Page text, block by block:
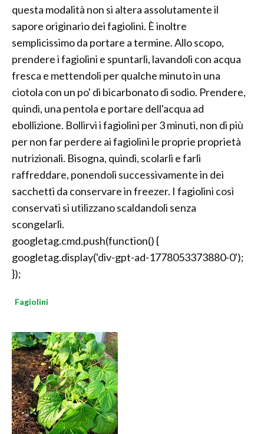
questa modalità non si altera assolutamente il
sapore originario dei fagiolini. È inoltre
semplicissimo da portare a termine. Allo scopo,
prendere i fagiolini e spuntarli, lavandoli con acqua
fresca e mettendoli per qualche minuto in una
ciotola con un po' di bicarbonato di sodio. Prendere,
quindi, una pentola e portare dell'acqua ad
ebollizione. Bollirvi i fagiolini per 3 minuti, non di più
per non far perdere ai fagiolini le proprie proprietà
nutrizionali. Bisogna, quindi, scolarli e farli
raffreddare, ponendoli successivamente in dei
sacchetti da conservare in freezer. I fagiolini così
conservati si utilizzano scaldandoli senza
scongelarli.
googletag.cmd.push(function() {
googletag.display('div-gpt-ad-1778053373880-0');
});
Fagiolini